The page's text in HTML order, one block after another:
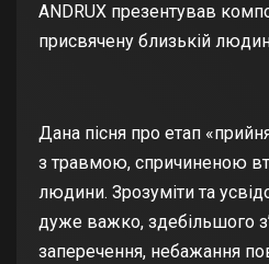
ANDRUX презентував
присвячену близькій
Дана пісня про етап
з травмою, спричиненою
людини. Зрозуміти та
дуже важко, здебільшого
заперечення, небажання